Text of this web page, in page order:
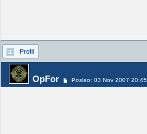
Profil
OpFor Poslao: 03 Nov 2007 20:45